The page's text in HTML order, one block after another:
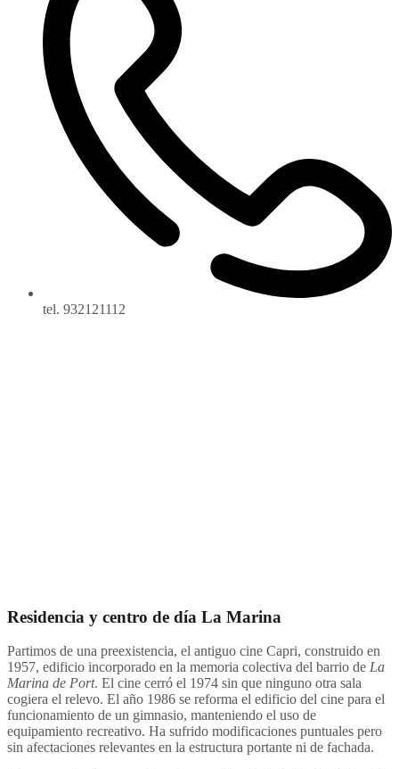
tel. 932121112
Residencia y centro de día La Marina
Partimos de una preexistencia, el antiguo cine Capri, construido en
1957, edificio incorporado en la memoria colectiva del barrio de La
Marina de Port. El cine cerró el 1974 sin que ninguno otra sala
cogiera el relevo. El año 1986 se reforma el edificio del cine para el
funcionamiento de un gimnasio, manteniendo el uso de
equipamiento recreativo. Ha sufrido modificaciones puntuales pero
sin afectaciones relevantes en la estructura portante ni de fachada.